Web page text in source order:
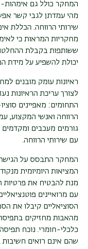
המחקר כולל גם אימהות-
מהי עמדתן לגבי קשר
שירותי הרווחה. הכללת
מחקריות המראות כי
ששותפות בקבלת
יכולת להשפיע על מידת
לצורך עריכת הראיונות
התחומים: מאפיינים
הרווחה ואנשי המקצוע,
גורמים מעכבים ומקדמים
עם שירותי הרווחה.
המחקר התבסס על הגישה
המציאות היומיומית
מנת להבטיח את פרטיות
עם מרואיינים
הסוציאליים קיבלו את
מהאבות מחזיקים בתפיסה
כלכלי-חומרי. נוכח
שהם אינם רואים חשיבות